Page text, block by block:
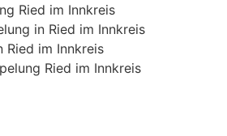
Ried im Innkreis
in Ried im Innkreis
Ried im Innkreis
Ried im Innkreis